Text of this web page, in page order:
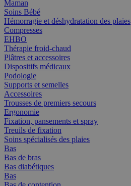
Maman
Soins Bébé
Hémorragie et déshydratation des plaies
Compresses
EHBO
Thérapie froid-chaud
Plâtres et accessoires
Dispositifs médicaux
Podologie
Supports et semelles
Accessoires
Trousses de premiers secours
Ergonomie
Fixation, pansements et spray
Treuils de fixation
Soins spécialisés des plaies
Bas
Bas de bras
Bas diabétiques
Bas